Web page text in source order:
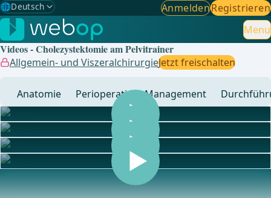
🌐Deutsch
Gewählte Sprache: Deutsch
🇩🇪 Deutsch ✓
🇬🇧English
🇧🇷Brasilianisch
AnmeldenRegistrieren
Menu
Videos - Cholezystektomie am Pelvitrainer
Allgemein- und ViszeralchirurgieJetzt freischalten
Anatomie Perioperatives Management